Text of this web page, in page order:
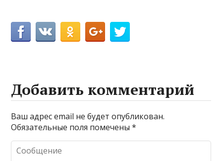
Добавить комментарий
Ваш адрес email не будет опубликован.
Обязательные поля помечены*